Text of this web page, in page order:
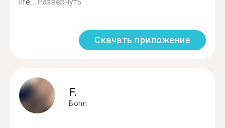
Скачать приложение
F.
Bonn